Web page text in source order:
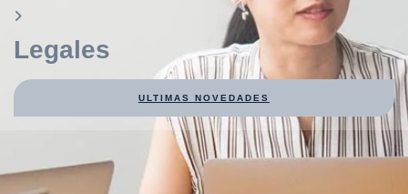
Legales
ULTIMAS NOVEDADES